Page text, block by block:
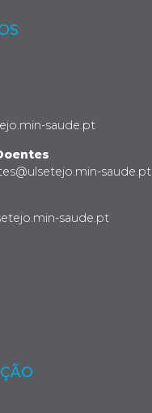
saude.pt
saude.pt
saude.pt